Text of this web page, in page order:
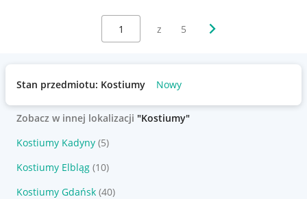
Wybierz stronę:
z 5 Następna strona
Stan przedmiotu: Kostiumy Nowy
Zobacz w innej lokalizacji "Kostiumy"
Kostiumy Kadyny (5)
Kostiumy Elbląg (10)
Kostiumy Gdańsk (40)